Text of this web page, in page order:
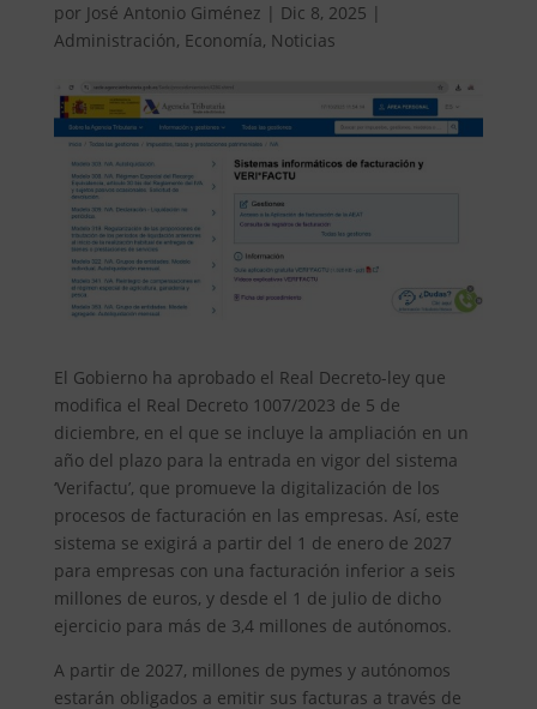
por José Antonio Giménez | Dic 8, 2025 |
Administración, Economía, Noticias
El Gobierno ha aprobado el Real Decreto-ley que
modifica el Real Decreto 1007/2023 de 5 de
diciembre, en el que se incluye la ampliación en un
año del plazo para la entrada en vigor del sistema
‘Verifactu’, que promueve la digitalización de los
procesos de facturación en las empresas. Así, este
sistema se exigirá a partir del 1 de enero de 2027
para empresas con una facturación inferior a seis
millones de euros, y desde el 1 de julio de dicho
ejercicio para más de 3,4 millones de autónomos.
A partir de 2027, millones de pymes y autónomos
estarán obligados a emitir sus facturas a través de